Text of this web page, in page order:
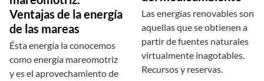
Ventajas de la energía
de las mareas
Ésta energía la conocemos
como energía mareomotriz
y es el aprovechamiento de
Las energías renovables son
aquellas que se obtienen a
partir de fuentes naturales
virtualmente inagotables.
Recursos y reservas.